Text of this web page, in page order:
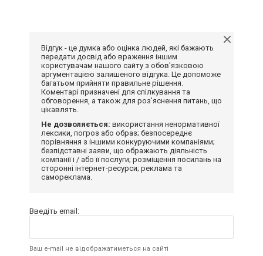
Відгук - це думка або оцінка людей, які бажають
передати досвід або враження іншим
користувачам нашого сайту з обов'язковою
аргументацією залишеного відгука. Це допоможе
багатьом прийняти правильне рішення.
Коментарі призначені для спілкування та
обговорення, а також для роз'яснення питань, що
цікавлять.
Не дозволяється: використання ненормативної
лексики, погроз або образ; безпосереднє
порівняння з іншими конкуруючими компаніями;
безпідставні заяви, що ображають діяльність
компанії і / або її послуги; розміщення посилань на
сторонні інтернет-ресурси; реклама та
самореклама.
Введіть email:
Ваш e-mail не відображатиметься на сайті